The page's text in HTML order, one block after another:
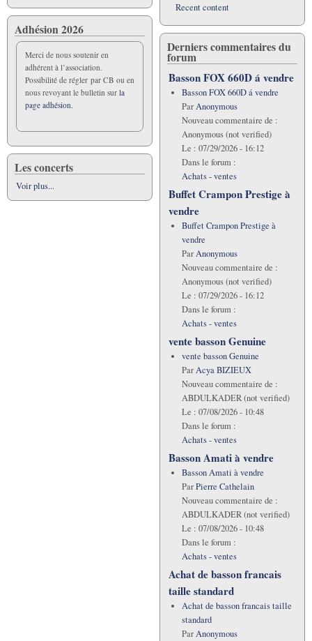
Adhésion 2026
Merci de nous soutenir en
adhérent à l’association.
Possibilité de régler par CB ou en
nous revoyant le bulletin sur la
page adhésion.
Les concerts
Voir plus...
Recent content
Derniers commentaires du
forum
Basson FOX 660D á vendre
Basson FOX 660D á vendre
ParAnonymous
Nouveau commentaire de :
Anonymous (not verified)
Le : 07/29/2026 - 16:12
Dans le forum :
Achats - ventes
Buffet Crampon Prestige à
vendre
Buffet Crampon Prestige à
vendre
ParAnonymous
Nouveau commentaire de :
Anonymous (not verified)
Le : 07/29/2026 - 16:12
Dans le forum :
Achats - ventes
vente basson Genuine
vente basson Genuine
ParAcya BIZIEUX
Nouveau commentaire de :
ABDULKADER (not verified)
Le : 07/08/2026 - 10:48
Dans le forum :
Achats - ventes
Basson Amati à vendre
Basson Amati à vendre
ParPierre Cathelain
Nouveau commentaire de :
ABDULKADER (not verified)
Le : 07/08/2026 - 10:48
Dans le forum :
Achats - ventes
Achat de basson francais
taille standard
Achat de basson francais taille
standard
ParAnonymous